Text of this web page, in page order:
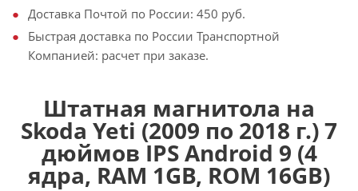
Доставка Почтой по России: 450 руб.
Быстрая доставка по России Транспортной
Компанией: расчет при заказе.
Штатная магнитола на
Skoda Yeti (2009 по 2018 г.) 7
дюймов IPS Android 9 (4
ядра, RAM 1GB, ROM 16GB)